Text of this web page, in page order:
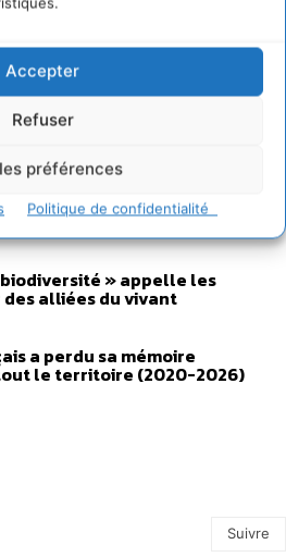
Accepter
Refuser
préférences
Politique de confidentialité
d’Accompagnement
durable en faveur de
un modèle économique
biodiversité » appelle les
alliées du vivant
a perdu sa mémoire
le territoire (2020-2026)
Suivre